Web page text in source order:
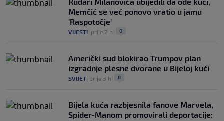
Memčić se već ponovo vratio u jamu
'Raspotočje'
VIJESTI prije 2 h 0
Američki sud blokirao Trumpov plan
izgradnje plesne dvorane u Bijeloj kući
SVIJET prije 3 h 0
Bijela kuća razbjesnila fanove Marvela,
Spider-Manom promovirali deportacije: